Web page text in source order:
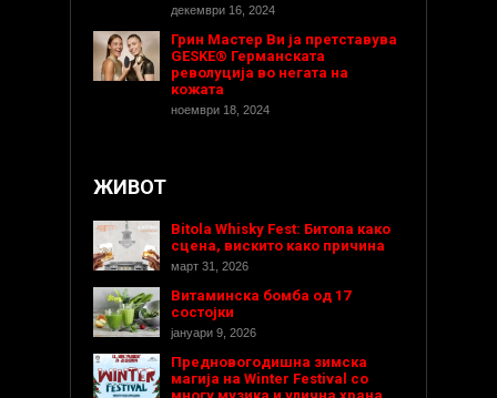
декември 16, 2024
Грин Мастер Ви ја претставува
GESKE® Германската
револуција во негата на
кожата
ноември 18, 2024
ЖИВОТ
Bitola Whisky Fest: Битола како
сцена, вискито како причина
март 31, 2026
Витаминска бомба од 17
состојки
јануари 9, 2026
Предновогодишнa зимска
магија на Winter Festival со